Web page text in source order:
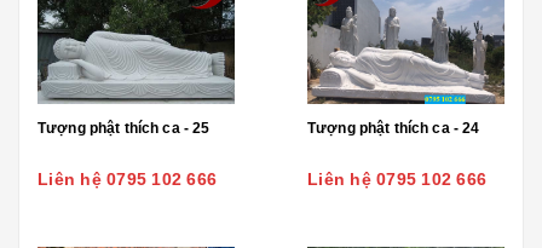
Tượng phật thích ca - 25
Liên hệ 0795 102 666
Tượng phật thích ca - 24
Liên hệ 0795 102 666